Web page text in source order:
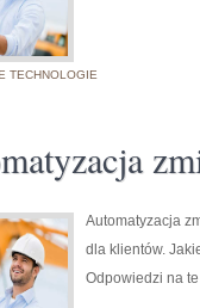
TECHNOLOGIE
Automatyzacja
dla klientów.
Odpowiedzi na